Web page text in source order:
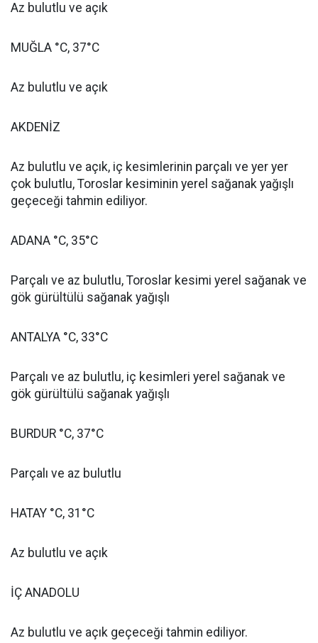
Az bulutlu ve açık
MUĞLA °C, 37°C
Az bulutlu ve açık
AKDENİZ
Az bulutlu ve açık, iç kesimlerinin parçalı ve yer yer
çok bulutlu, Toroslar kesiminin yerel sağanak yağışlı
geçeceği tahmin ediliyor.
ADANA °C, 35°C
Parçalı ve az bulutlu, Toroslar kesimi yerel sağanak ve
gök gürültülü sağanak yağışlı
ANTALYA °C, 33°C
Parçalı ve az bulutlu, iç kesimleri yerel sağanak ve
gök gürültülü sağanak yağışlı
BURDUR °C, 37°C
Parçalı ve az bulutlu
HATAY °C, 31°C
Az bulutlu ve açık
İÇ ANADOLU
Az bulutlu ve açık geçeceği tahmin ediliyor.